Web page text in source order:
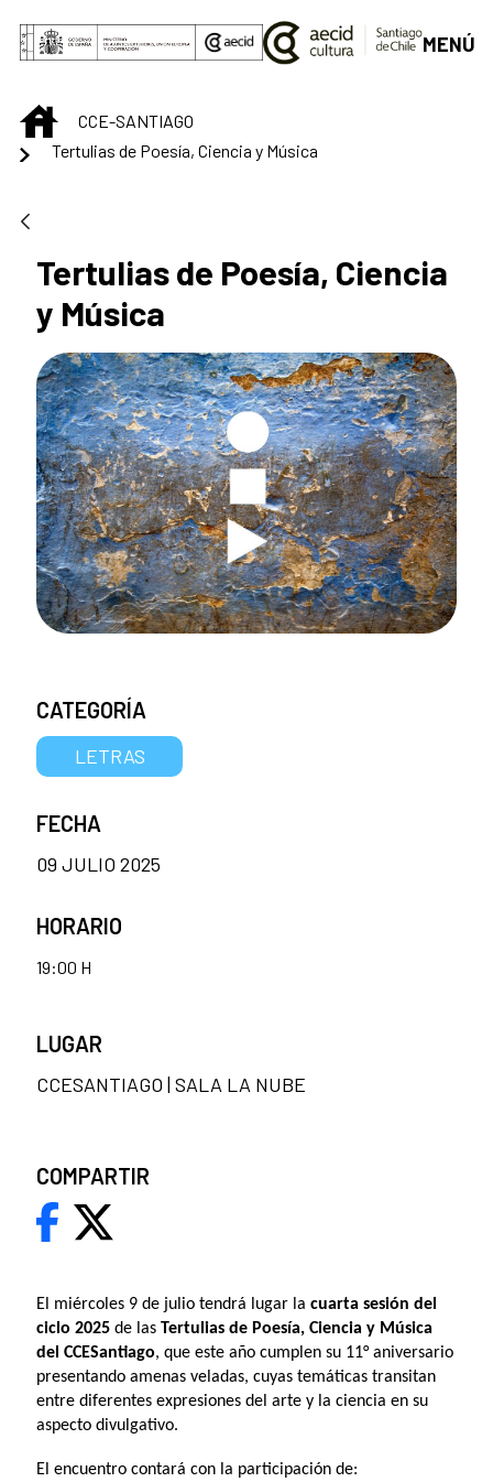
Saltar al contenido principal
MENÚ
INICIOCCE-SANTIAGO
Tertulias de Poesía, Ciencia y Música
Tertulias de Poesía, Ciencia
y Música
El miércoles 9 de julio tendrá lugar la cuarta sesión del
ciclo 2025 de las Tertulias de Poesía, Ciencia y Música
del CCESantiago, que este año cumplen su 11° aniversario
presentando amenas veladas, cuyas temáticas transitan
entre diferentes expresiones del arte y la ciencia en su
aspecto divulgativo.
El encuentro contará con la participación de:
CATEGORÍA
LETRAS
FECHA
09 JULIO 2025
HORARIO
19:00 H
LUGAR
CCESANTIAGO | SALA LA NUBE
COMPARTIR